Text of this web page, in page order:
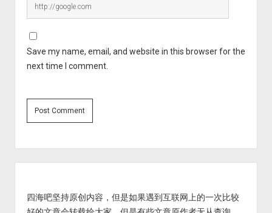
Save my name, email, and website in this browser for the
next time I comment.
四海吧坚持原创内容，但是如果遇到互联网上的一次比较